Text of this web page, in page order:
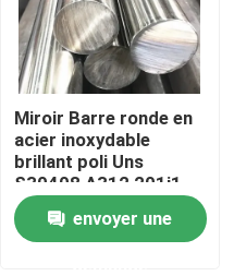
Miroir Barre ronde en
acier inoxydable
brillant poli Uns
S30408 A312 201j1
304 316
envoyer une